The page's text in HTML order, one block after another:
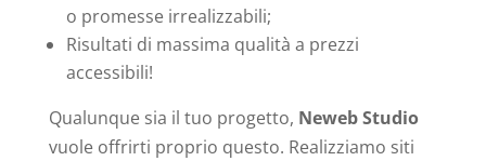
o promesse irrealizzabili;
Risultati di massima qualità a prezzi
accessibili!
Qualunque sia il tuo progetto, Neweb Studio
vuole offrirti proprio questo. Realizziamo siti